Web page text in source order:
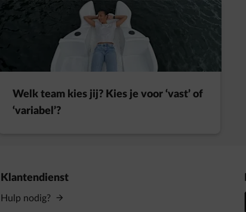
Welk team kies jij? Kies je voor ‘vast’ of
‘variabel’?
Klantendienst
Hulp nodig?